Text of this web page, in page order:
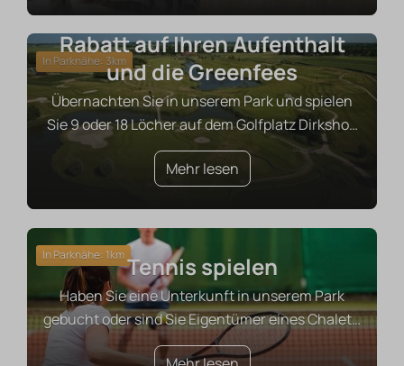
In Parknähe: 3km
Spielen Sie Golf mit 10 %
Rabatt auf Ihren Aufenthalt
und die Greenfees
Übernachten Sie in unserem Park und spielen
Sie 9 oder 18 Löcher auf dem Golfplatz Dirksho…
Mehr lesen
In Parknähe: 1kmTennis spielen
Haben Sie eine Unterkunft in unserem Park
gebucht oder sind Sie Eigentümer eines Chalet…